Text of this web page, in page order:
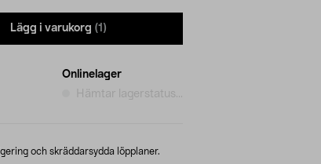
Lägg i varukorg (1)
Onlinelager
Hämtar lagerstatus...
och skräddarsydda löpplaner.